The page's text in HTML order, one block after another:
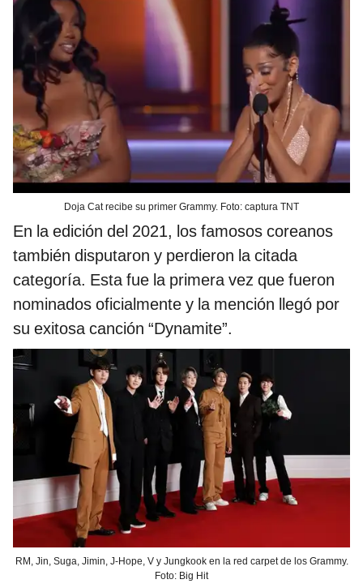
Doja Cat recibe su primer Grammy. Foto: captura TNT
En la edición del 2021, los famosos coreanos
también disputaron y perdieron la citada
categoría. Esta fue la primera vez que fueron
nominados oficialmente y la mención llegó por
su exitosa canción “Dynamite”.
RM, Jin, Suga, Jimin, J-Hope, V y Jungkook en la red carpet de los Grammy.
Foto: Big Hit